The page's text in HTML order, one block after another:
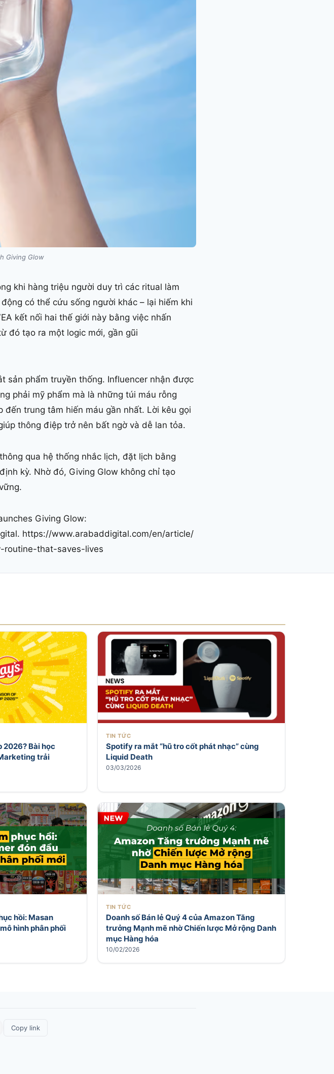
Giving Glow
khi hàng triệu người duy trì các ritual làm
có thể cứu sống người khác – lại hiếm khi
kết nối hai thế giới này bằng việc nhấn
đó tạo ra một logic mới, gần gũi
sản phẩm truyền thống. Influencer nhận được
phải mỹ phẩm mà là những túi máu rỗng
trung tâm hiến máu gần nhất. Lời kêu gọi
thông điệp trở nên bất ngờ và dễ lan tỏa.
qua hệ thống nhắc lịch, đặt lịch bằng
kỳ. Nhờ đó, Giving Glow không chỉ tạo
Giving Glow:
https://www.arabaddigital.com/en/article/
that-saves-lives
2026? Bài học
trải
TIN TỨC
Spotify ra mắt “hũ tro cốt phát nhạc” cùng
Liquid Death
03/03/2026
hồi: Masan
hình phân phối
TIN TỨC
Doanh số Bán lẻ Quý 4 của Amazon Tăng
trưởng Mạnh mẽ nhờ Chiến lược Mở rộng Danh
mục Hàng hóa
10/02/2026
Copy link